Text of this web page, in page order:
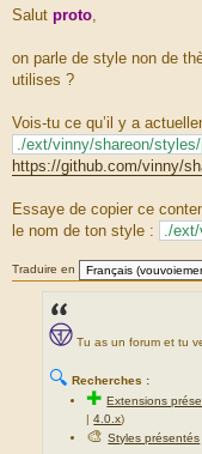
e
s
a
g
Salut proto,
on parle de style non de
utilises ?
Vois-tu ce qu’il y a
./ext/vinny/shareon/
https://github.com/vinny/
Essaye de copier ce
le nom de ton style :
./
Traduire en
Tu as un forum et tu
🔍 Recherches :
✚Extensions
|4.0.x)
🎨Styles présentés